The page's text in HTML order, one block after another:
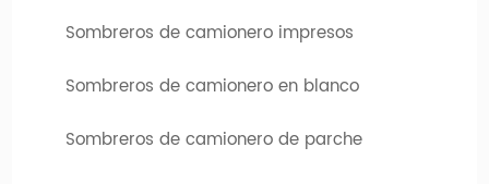
venido al lugar correcto. Hengxing Caps Factory (hx-
caps.com) le ofrece la oportunidad de diseñar su propio
que difieren tanto en el tipo de modelo como en color. El
Sombreros de camionero impresos
Sombreros de camionero en blanco
Sombreros de camionero de parche